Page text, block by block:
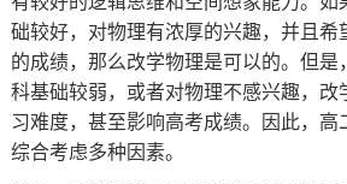
础较好，对物理有浓厚的兴趣，并且希
的成绩，那么改学物理是可以的。但是
科基础较弱，或者对物理不感兴趣，改
习难度，甚至影响高考成绩。因此，高
综合考虑多种因素。